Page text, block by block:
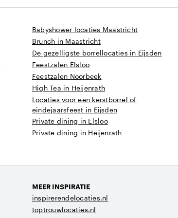
Babyshower locaties Maastricht
Brunch in Maastricht
De gezelligste borrellocaties in Eijsden
Feestzalen Elsloo
Feestzalen Noorbeek
High Tea in Heijenrath
Locaties voor een kerstborrel of
eindejaarsfeest in Eijsden
Private dining in Elsloo
Private dining in Heijenrath
MEER INSPIRATIE
inspirerendelocaties.nl
toptrouwlocaties.nl